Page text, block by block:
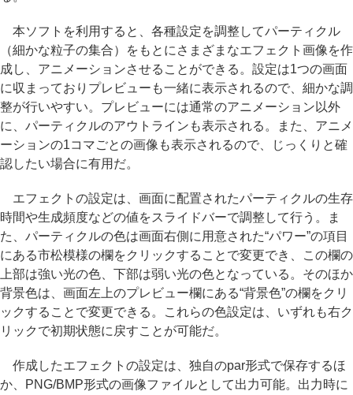
本ソフトを利用すると、各種設定を調整してパーティクル
（細かな粒子の集合）をもとにさまざまなエフェクト画像を作
成し、アニメーションさせることができる。設定は1つの画面
に収まっておりプレビューも一緒に表示されるので、細かな調
整が行いやすい。プレビューには通常のアニメーション以外
に、パーティクルのアウトラインも表示される。また、アニメ
ーションの1コマごとの画像も表示されるので、じっくりと確
認したい場合に有用だ。
エフェクトの設定は、画面に配置されたパーティクルの生存
時間や生成頻度などの値をスライドバーで調整して行う。ま
た、パーティクルの色は画面右側に用意された“パワー”の項目
にある市松模様の欄をクリックすることで変更でき、この欄の
上部は強い光の色、下部は弱い光の色となっている。そのほか
背景色は、画面左上のプレビュー欄にある“背景色”の欄をクリ
ックすることで変更できる。これらの色設定は、いずれも右ク
リックで初期状態に戻すことが可能だ。
作成したエフェクトの設定は、独自のpar形式で保存するほ
か、PNG/BMP形式の画像ファイルとして出力可能。出力時に